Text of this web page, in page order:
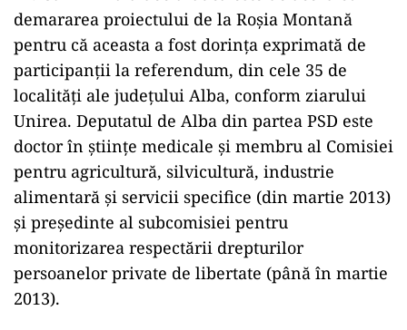
demararea proiectului de la Roșia Montană
pentru că aceasta a fost dorința exprimată de
participanții la referendum, din cele 35 de
localități ale județului Alba, conform ziarului
Unirea. Deputatul de Alba din partea PSD este
doctor în științe medicale și membru al Comisiei
pentru agricultură, silvicultură, industrie
alimentară şi servicii specifice (din martie 2013)
și președinte al subcomisiei pentru
monitorizarea respectării drepturilor
persoanelor private de libertate (până în martie
2013).